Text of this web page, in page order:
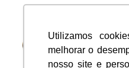
Utilizamos
melhorar o
nosso site e